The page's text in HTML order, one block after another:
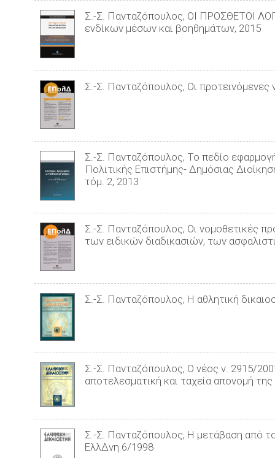
Σ.-Σ. Πανταζόπουλος, ΟΙ ΠΡΟΣΘΕΤΟΙ
ενδίκων μέσων και βοηθημάτων, 2015
Σ.-Σ. Πανταζόπουλος, Οι
Σ.-Σ. Πανταζόπουλος, Το πεδίο
Πολιτικής Επιστήμης- Δημόσιας
τόμ. 2, 2013
Σ.-Σ. Πανταζόπουλος, Οι νομοθετικές
των ειδικών διαδικασιών, των
Σ.-Σ. Πανταζόπουλος, Η αθλητική
Σ.-Σ. Πανταζόπουλος, Ο νέος ν. 2915/
αποτελεσματική και ταχεία απονομή
Σ.-Σ. Πανταζόπουλος, Η μετάβαση από
ΕλλΔνη 6/1998